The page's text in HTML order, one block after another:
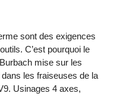
sont des exigences
C’est pourquoi le
mise sur les
les fraiseuses de la
Usinages 4 axes,